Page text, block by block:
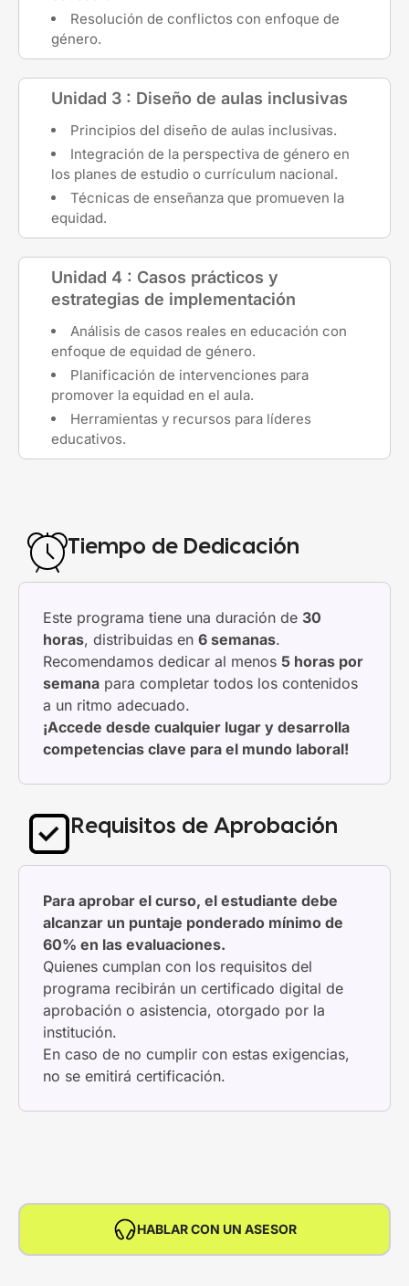
Resolución de conflictos con enfoque de
género.
Unidad 3 : Diseño de aulas inclusivas
Principios del diseño de aulas inclusivas.
Integración de la perspectiva de género en
los planes de estudio o currículum nacional.
Técnicas de enseñanza que promueven la
equidad.
Unidad 4 : Casos prácticos y
estrategias de implementación
Análisis de casos reales en educación con
enfoque de equidad de género.
Planificación de intervenciones para
promover la equidad en el aula.
Herramientas y recursos para líderes
educativos.
Tiempo de Dedicación
Este programa tiene una duración de 30
horas, distribuidas en 6 semanas.
Recomendamos dedicar al menos 5 horas por
semana para completar todos los contenidos
a un ritmo adecuado.
¡Accede desde cualquier lugar y desarrolla
competencias clave para el mundo laboral!
Requisitos de Aprobación
Para aprobar el curso, el estudiante debe
alcanzar un puntaje ponderado mínimo de
60% en las evaluaciones.
Quienes cumplan con los requisitos del
programa recibirán un certificado digital de
aprobación o asistencia, otorgado por la
institución.
En caso de no cumplir con estas exigencias,
no se emitirá certificación.
HABLAR CON UN ASESOR